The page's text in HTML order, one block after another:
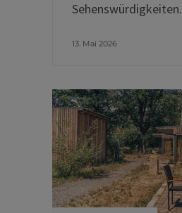
Sehenswürdigkeiten.
13. Mai 2026